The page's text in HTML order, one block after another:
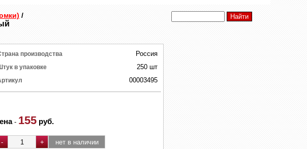
/
производства Россия
в упаковке 250 шт
00003495
- 155 руб.